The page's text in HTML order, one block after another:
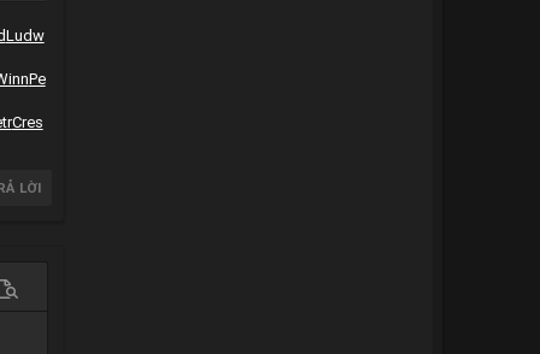
Ludw
Pe
Cres
LỜI
trước